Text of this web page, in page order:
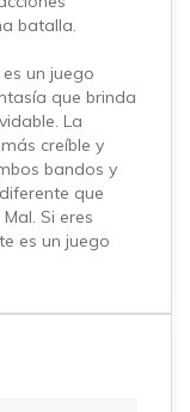
batalla.
es un juego
que brinda
La
creíble y
bandos y
que
Si eres
es un juego